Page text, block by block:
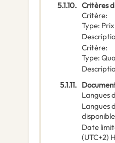
5.1.10. Critères
Critère:
Type: Prix
Critère:
Type:
5.1.11.
Langues
Langues
Date
(UTC+2)